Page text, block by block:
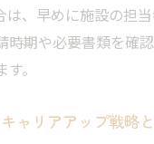
は、早めに施設の担
時期や必要書類を確
。
ャリアアップ戦略